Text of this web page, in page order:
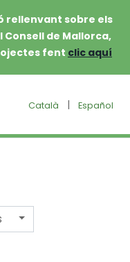
rellenvant sobre els
de Mallorca,
fent clic aquí
Català | Español